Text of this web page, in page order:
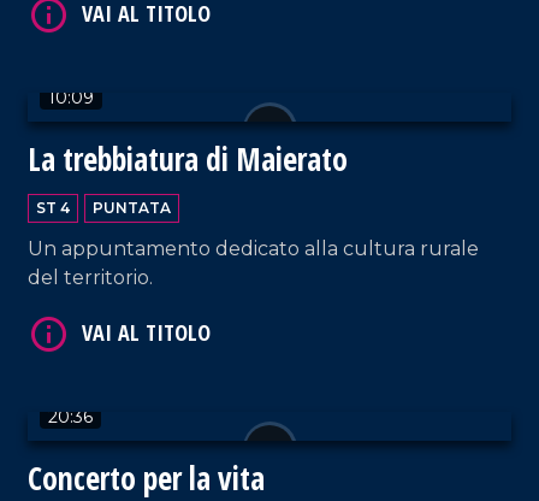
Terranova Sappo Minulio.
10:09
La trebbiatura di Maierato
ST 4 PUNTATA
Un appuntamento dedicato alla cultura rurale
del territorio.
20:36
Concerto per la vita
VAI AL TITOLO